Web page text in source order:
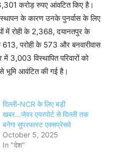
3,301 करोड़ रुपए आंवटित किए है।
के कारण उनके पुनर्वास के लिए
में रोही के 2,368, दयानतपुर के
परोही के 573 और बनवारीवास
3,003 विस्थापित परिवारों को
भूमि आवंटित की गई है।
दिल्ली-NCR के लिए बड़ी
खबर...जेवर एयरपोर्ट से दिल्ली तक
बनेगा सुपरफास्ट एक्सप्रेसवे
October 5, 2025
In "देश"